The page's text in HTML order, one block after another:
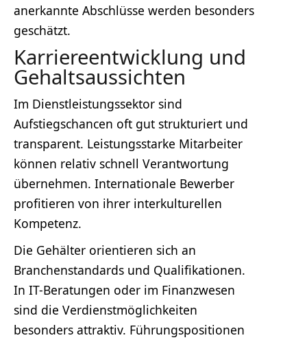
anerkannte Abschlüsse werden besonders
geschätzt.
Karriereentwicklung und
Gehaltsaussichten
Im Dienstleistungssektor sind
Aufstiegschancen oft gut strukturiert und
transparent. Leistungsstarke Mitarbeiter
können relativ schnell Verantwortung
übernehmen. Internationale Bewerber
profitieren von ihrer interkulturellen
Kompetenz.
Die Gehälter orientieren sich an
Branchenstandards und Qualifikationen.
In IT-Beratungen oder im Finanzwesen
sind die Verdienstmöglichkeiten
besonders attraktiv. Führungspositionen